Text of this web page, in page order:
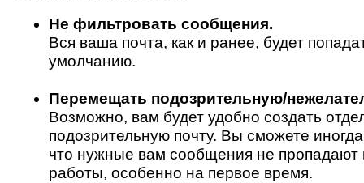
Не фильтровать сообщения.
Вся ваша почта, как и ранее, будет
умолчанию.
Перемещать подозрительную/
Возможно, вам будет удобно создать
подозрительную почту. Вы сможете
что нужные вам сообщения не
работы, особенно на первое время.